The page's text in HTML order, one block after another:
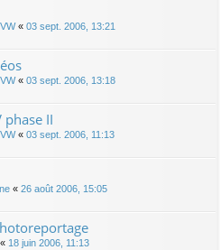
« 03 sept. 2006, 13:21
« 03 sept. 2006, 13:18
phase II
« 03 sept. 2006, 11:13
« 26 août 2006, 15:05
« 18 juin 2006, 11:13